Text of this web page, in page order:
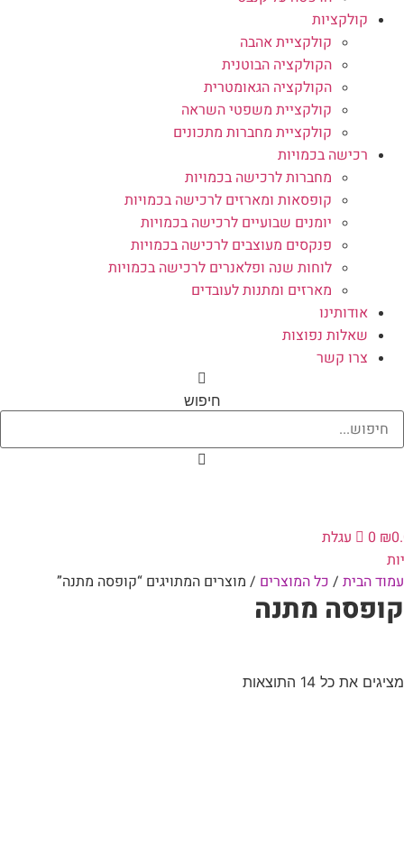
קולקציות
קולקציית אהבה
הקולקציה הבוטנית
הקולקציה הגאומטרית
קולקציית משפטי השראה
קולקציית מחברות מתכונים
רכישה בכמויות
מחברות לרכישה בכמויות
קופסאות ומארזים לרכישה בכמויות
יומנים שבועיים לרכישה בכמויות
פנקסים מעוצבים לרכישה בכמויות
לוחות שנה ופלאנרים לרכישה בכמויות
מארזים ומתנות לעובדים
אודותינו
שאלות נפוצות
צרו קשר
חיפוש
₪
0
עגלת
עמוד הבית / כל המוצרים / מוצרים המתויגים “קופסה מתנה”
קופסה מתנה
מציגים את כל ⁦14⁩ התוצאות